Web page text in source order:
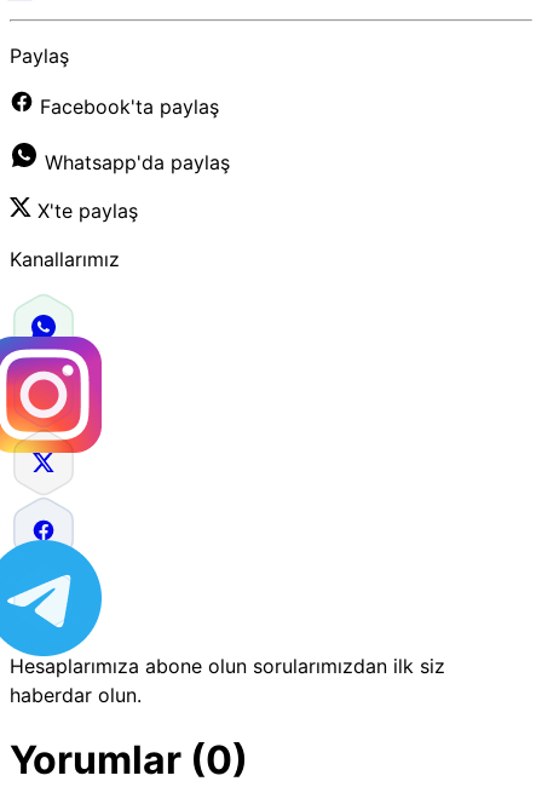
Paylaş
Facebook'ta paylaş
Whatsapp'da paylaş
X'te paylaş
Kanallarımız
Hesaplarımıza abone olun sorularımızdan ilk siz
haberdar olun.
Yorumlar (0)